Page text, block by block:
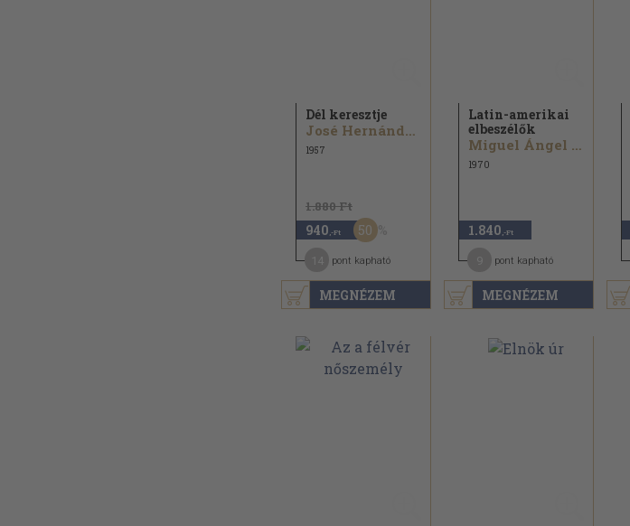
MEGNÉZEM
Dél keresztje
José Hernández...
1957
1.880 Ft
940 ,-Ft 50
pont kapható
MEGNÉZEM
Latin-amerikai
elbeszélők
Miguel Ángel Asturias...
1970
1.840 ,-Ft
pont kapható